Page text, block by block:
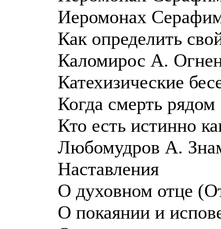
Иеромонах
Как определить
Каломирос А.
Катехизические
Когда смерть рядом
Кто есть истинно
Любомудров А.
Наставления
О духовном отце
О покаянии и